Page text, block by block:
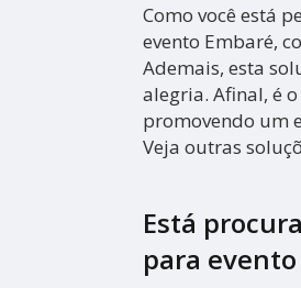
Como você está
evento Embaré,
Ademais, esta
alegria. Afinal, é
promovendo um
Veja outras
Está
para